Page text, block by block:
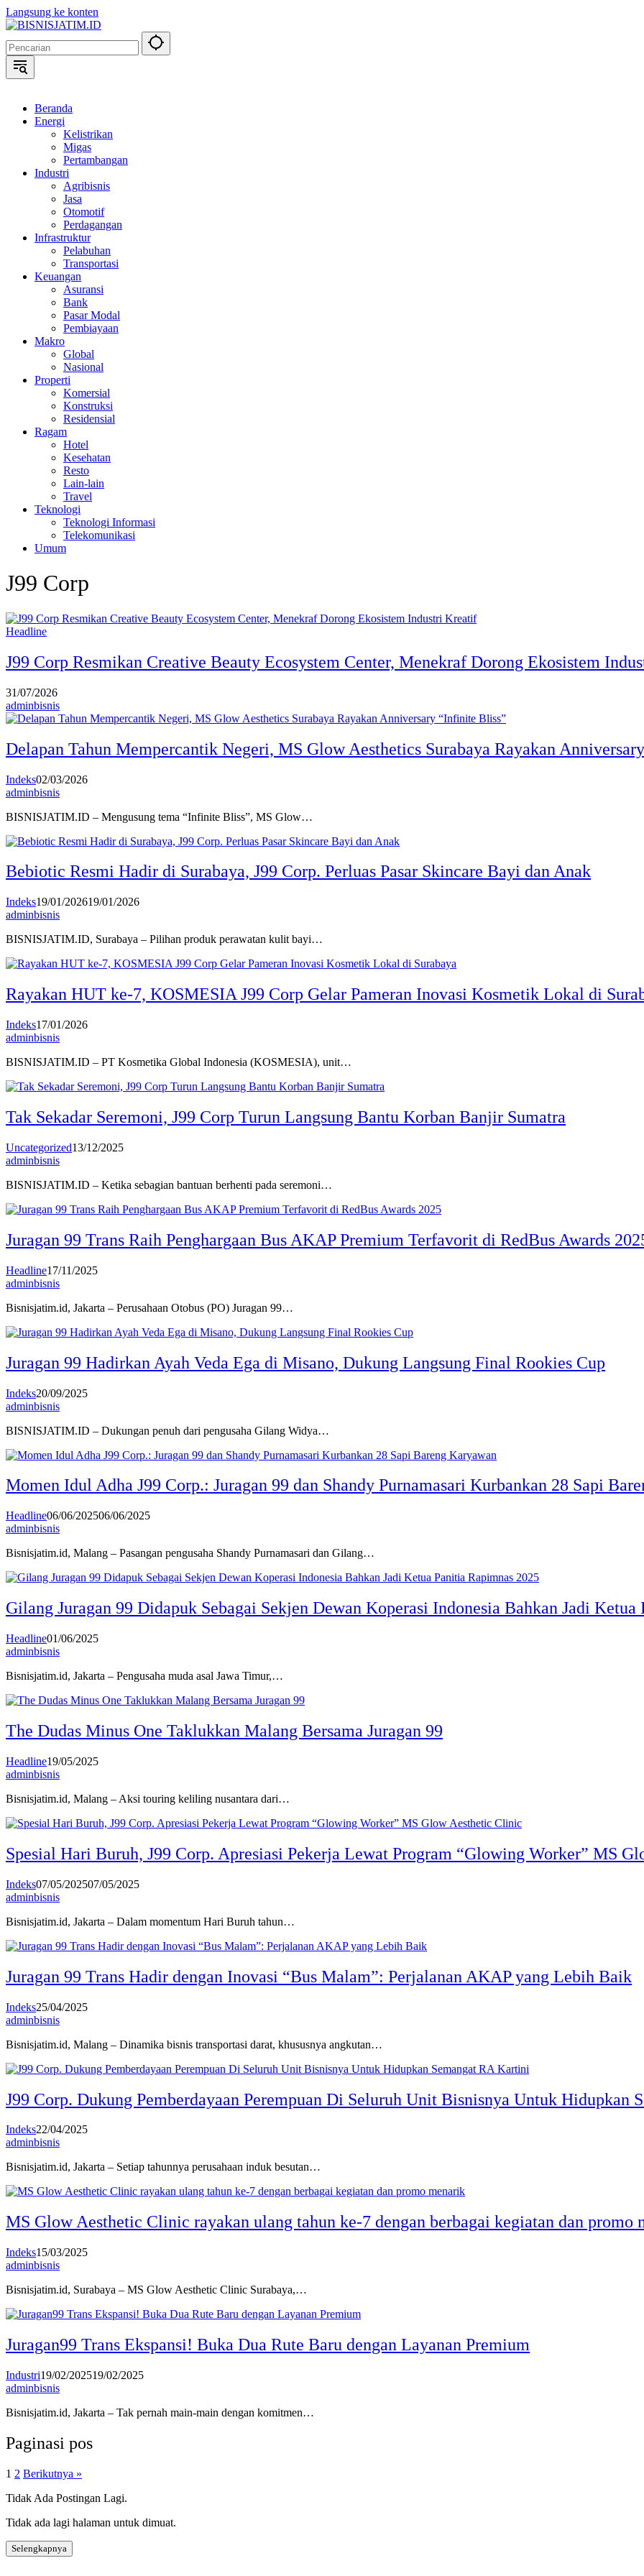
Langsung ke konten
Beranda
Energi
Kelistrikan
Migas
Pertambangan
Industri
Agribisnis
Jasa
Otomotif
Perdagangan
Infrastruktur
Pelabuhan
Transportasi
Keuangan
Asuransi
Bank
Pasar Modal
Pembiayaan
Makro
Global
Nasional
Properti
Komersial
Konstruksi
Residensial
Ragam
Hotel
Kesehatan
Resto
Lain-lain
Travel
Teknologi
Teknologi Informasi
Telekomunikasi
Umum
J99 Corp
Headline
J99 Corp Resmikan Creative Beauty Ecosystem Center, Menekraf Dorong Ekosistem
31/07/2026
adminbisnis
Delapan Tahun Mempercantik Negeri, MS Glow Aesthetics Surabaya Rayakan
Indeks02/03/2026
adminbisnis
BISNISJATIM.ID – Mengusung tema “Infinite Bliss”, MS Glow…
Bebiotic Resmi Hadir di Surabaya, J99 Corp. Perluas Pasar Skincare Bayi dan Anak
Indeks19/01/202619/01/2026
adminbisnis
BISNISJATIM.ID, Surabaya – Pilihan produk perawatan kulit bayi…
Rayakan HUT ke-7, KOSMESIA J99 Corp Gelar Pameran Inovasi Kosmetik Lokal di
Indeks17/01/2026
adminbisnis
BISNISJATIM.ID – PT Kosmetika Global Indonesia (KOSMESIA), unit…
Tak Sekadar Seremoni, J99 Corp Turun Langsung Bantu Korban Banjir Sumatra
Uncategorized13/12/2025
adminbisnis
BISNISJATIM.ID – Ketika sebagian bantuan berhenti pada seremoni…
Juragan 99 Trans Raih Penghargaan Bus AKAP Premium Terfavorit di RedBus Awards
Headline17/11/2025
adminbisnis
Bisnisjatim.id, Jakarta – Perusahaan Otobus (PO) Juragan 99…
Juragan 99 Hadirkan Ayah Veda Ega di Misano, Dukung Langsung Final Rookies Cup
Indeks20/09/2025
adminbisnis
BISNISJATIM.ID – Dukungan penuh dari pengusaha Gilang Widya…
Momen Idul Adha J99 Corp.: Juragan 99 dan Shandy Purnamasari Kurbankan 28 Sapi
Headline06/06/202506/06/2025
adminbisnis
Bisnisjatim.id, Malang – Pasangan pengusaha Shandy Purnamasari dan Gilang…
Gilang Juragan 99 Didapuk Sebagai Sekjen Dewan Koperasi Indonesia Bahkan Jadi Ketua
Headline01/06/2025
adminbisnis
Bisnisjatim.id, Jakarta – Pengusaha muda asal Jawa Timur,…
The Dudas Minus One Taklukkan Malang Bersama Juragan 99
Headline19/05/2025
adminbisnis
Bisnisjatim.id, Malang – Aksi touring keliling nusantara dari…
Spesial Hari Buruh, J99 Corp. Apresiasi Pekerja Lewat Program “Glowing Worker” MS
Indeks07/05/202507/05/2025
adminbisnis
Bisnisjatim.id, Jakarta – Dalam momentum Hari Buruh tahun…
Juragan 99 Trans Hadir dengan Inovasi “Bus Malam”: Perjalanan AKAP yang Lebih Baik
Indeks25/04/2025
adminbisnis
Bisnisjatim.id, Malang – Dinamika bisnis transportasi darat, khususnya angkutan…
J99 Corp. Dukung Pemberdayaan Perempuan Di Seluruh Unit Bisnisnya Untuk Hidupkan
Indeks22/04/2025
adminbisnis
Bisnisjatim.id, Jakarta – Setiap tahunnya perusahaan induk besutan…
MS Glow Aesthetic Clinic rayakan ulang tahun ke-7 dengan berbagai kegiatan dan promo
Indeks15/03/2025
adminbisnis
Bisnisjatim.id, Surabaya – MS Glow Aesthetic Clinic Surabaya,…
Juragan99 Trans Ekspansi! Buka Dua Rute Baru dengan Layanan Premium
Industri19/02/202519/02/2025
adminbisnis
Bisnisjatim.id, Jakarta – Tak pernah main-main dengan komitmen…
Paginasi pos
1 2 Berikutnya »
Tidak Ada Postingan Lagi.
Tidak ada lagi halaman untuk dimuat.
Selengkapnya